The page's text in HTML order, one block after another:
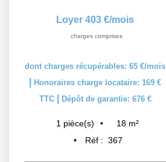
Loyer 403 €/mois
charges comprises
dont charges récupérables: 65 €/mois
Honoraires charge locataire: 169 €
TTC
Dépôt de garantie: 676 €
1 pièce(s) 18 m²
Réf : 367